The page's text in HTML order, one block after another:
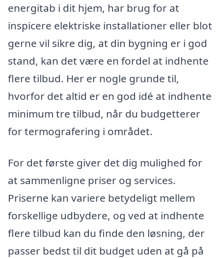
energitab i dit hjem, har brug for at
inspicere elektriske installationer eller blot
gerne vil sikre dig, at din bygning er i god
stand, kan det være en fordel at indhente
flere tilbud. Her er nogle grunde til,
hvorfor det altid er en god idé at indhente
minimum tre tilbud, når du budgetterer
for termografering i området.
For det første giver det dig mulighed for
at sammenligne priser og services.
Priserne kan variere betydeligt mellem
forskellige udbydere, og ved at indhente
flere tilbud kan du finde den løsning, der
passer bedst til dit budget uden at gå på